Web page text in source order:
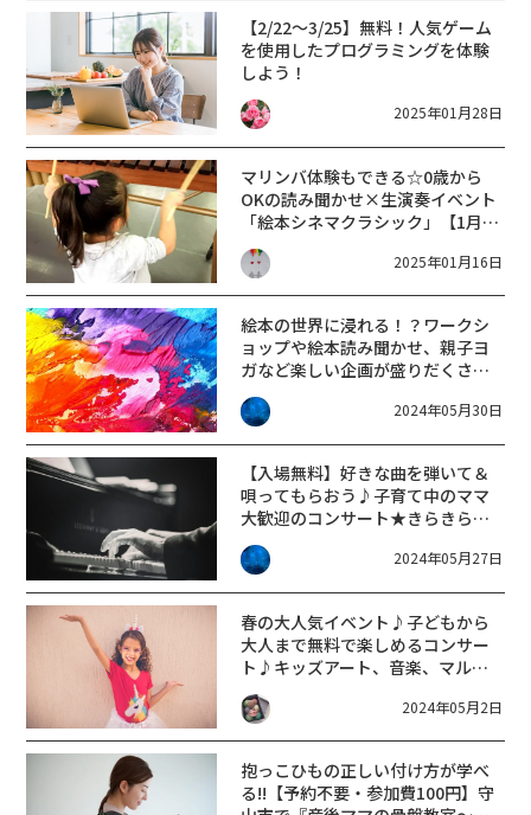
【2/22～3/25】無料！人気ゲーム
を使用したプログラミングを体験
しよう！
2025年01月28日
マリンバ体験もできる☆0歳から
OKの読み聞かせ×生演奏イベント
「絵本シネマクラシック」【1月25
日】
2025年01月16日
絵本の世界に浸れる！？ワークシ
ョップや絵本読み聞かせ、親子ヨ
ガなど楽しい企画が盛りだくさん
の「あまが池プラザ」へお出かけ
しよう！【2024年6月イベントま
2024年05月30日
【入場無料】好きな曲を弾いて＆
唄ってもらおう♪子育て中のママ
大歓迎のコンサート★きらきら
LIVEジュークボックス【7/25】
2024年05月27日
春の大人気イベント♪子どもから
大人まで無料で楽しめるコンサー
ト♪キッズアート、音楽、マルシ
ェ、キッチンカーも大集合！「ル
シオール アートキッズフェステ
2024年05月2日
抱っこひもの正しい付け方が学べ
る!!【予約不要・参加費100円】守